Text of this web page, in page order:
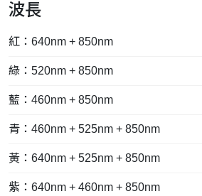
波長
紅：640nm + 850nm
綠：520nm + 850nm
藍：460nm + 850nm
青：460nm + 525nm + 850nm
黃：640nm + 525nm + 850nm
紫：640nm + 460nm + 850nm